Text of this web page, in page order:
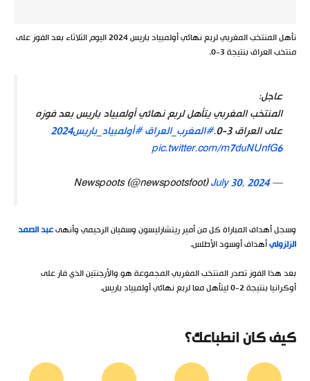
تأهل المنتخب المغربي لربع نهائي أولمبياد باريس 2024 اليوم الثلاثاء بعد الفوز على
منتخب العراق بنتيجة 3-0.
عاجل:
المنتخب المغربي يتأهل لربع نهائي أولمبياد باريس بعد فوزه
على العراق 3-0.
#المغرب_العراق#أولمبياد_باريس2024
pic.twitter.com/m7duNUnfG6
— Newspoots (@newspootsfoot)
July 30, 2024
وسجل أهداف المباراة كل من أمير ريتشارليسون وسفيان الرحيمي وأنهىعبد الصمد
الزلزوليأهداف أوسود الأطلس.
بعد هذا الفوز تصدر المنتخب المغربي المجموعة هو والأرجنتين الذي فاز على
أوكرانيا بنتيجة 2-0 ليتأهل معا لربع نهائي أولمبياد باريس.
كيف كان انطباعك؟